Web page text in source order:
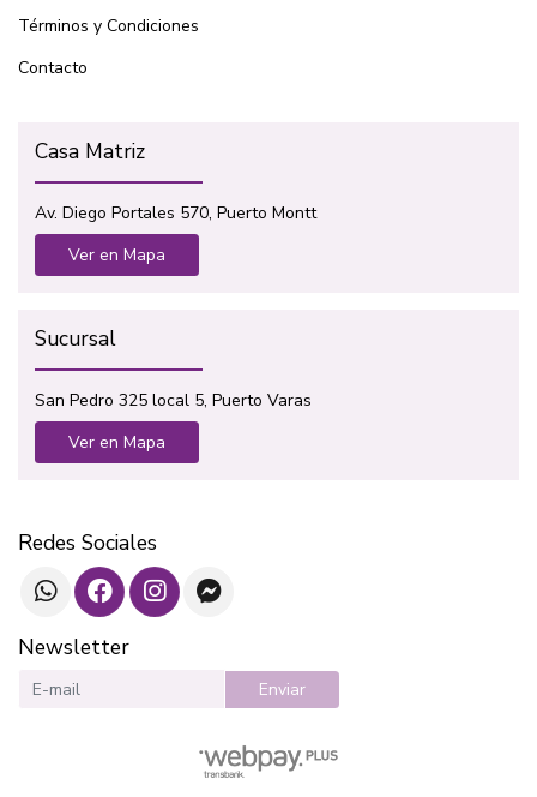
Términos y Condiciones
Contacto
Casa Matriz
Av. Diego Portales 570, Puerto Montt
Ver en Mapa
Sucursal
San Pedro 325 local 5, Puerto Varas
Ver en Mapa
Redes Sociales
Newsletter
Enviar